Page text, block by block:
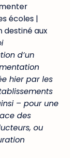
écoles |
destiné aux
d’un
hier par les
– pour une
des
ou